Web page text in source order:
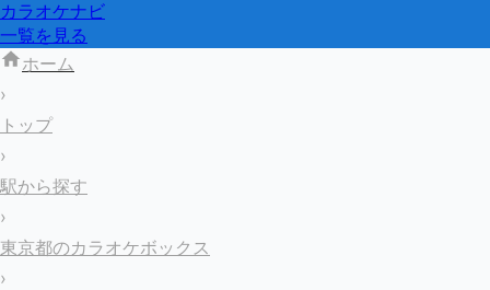
カラオケナビ
一覧を見る
ホーム
›
トップ
›
駅から探す
›
東京都のカラオケボックス
›